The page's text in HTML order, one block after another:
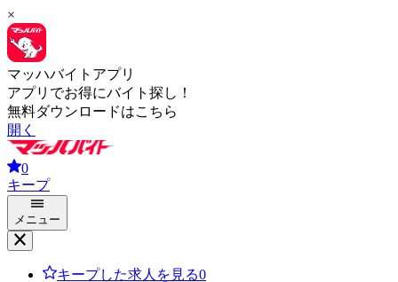
×
マッハバイトアプリ
アプリでお得にバイト探し！
無料ダウンロードはこちら
開く
0
キープ
メニュー
キープした求人を見る0